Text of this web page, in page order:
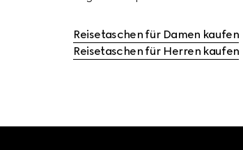
Reisetaschen für Damen kaufen
Reisetaschen für Herren kaufen